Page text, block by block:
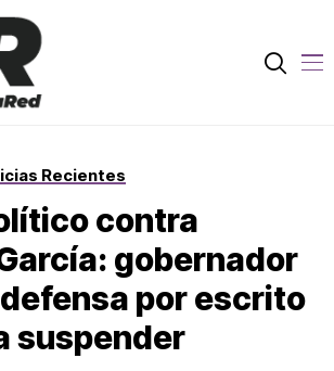
Recientes
contra
gobernador
por escrito
suspender